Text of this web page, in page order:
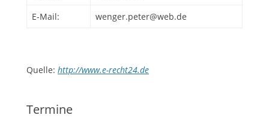
E-Mail:
wenger.peter@web.de
Quelle: http://www.e-recht24.de
Termine